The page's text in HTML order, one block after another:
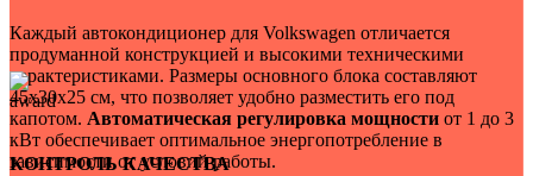
Каждый автокондиционер для Volkswagen отличается
продуманной конструкцией и высокими техническими
характеристиками. Размеры основного блока составляют
45x30x25 см, что позволяет удобно разместить его под
капотом. Автоматическая регулировка мощности от 1 до 3
кВт обеспечивает оптимальное энергопотребление в
зависимости от условий работы.
КОНТРОЛЬ КАЧЕСТВА